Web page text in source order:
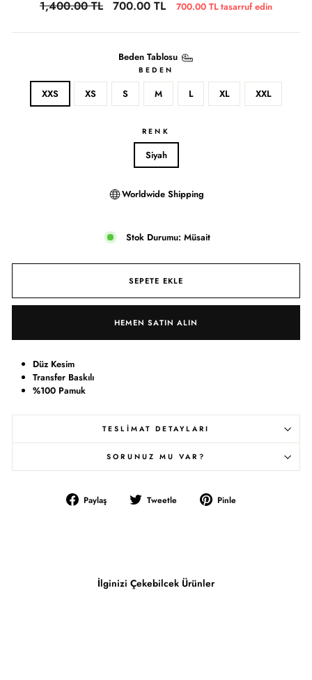
1,400.00 TL
700.00 TL 700.00 TLtasarruf edin
Beden Tablosu
BEDEN
XXS XS S M L XL XXL
RENK
Siyah
Worldwide Shipping
Stok Durumu: Müsait
SEPETE EKLE
HEMEN SATIN ALIN
Düz Kesim
Transfer Baskılı
%100 Pamuk
TESLİMAT DETAYLARI
SORUNUZ MU VAR?
Paylaş
Facebook'ta
Tweetle
Twitter'daPinle
İlginizi Çekebilcek Ürünler